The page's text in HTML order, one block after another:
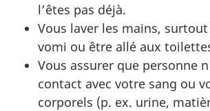
l’êtes pas déjà.
Vous laver les mains,
vomi ou être allé aux
Vous assurer que personne
contact avec votre sang ou
corporels (p. ex. urine,